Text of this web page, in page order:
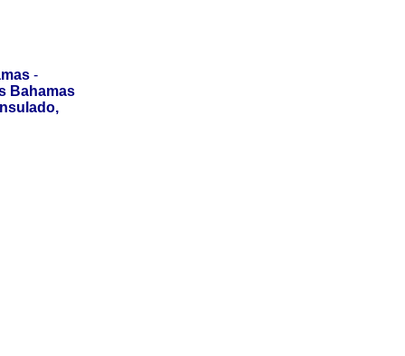
-
Bahamas